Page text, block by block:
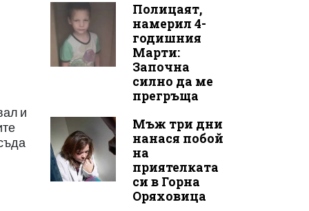
и
Полицаят,
намерил 4-
годишния
Марти:
Започна
силно да ме
прегръща
Мъж три дни
нанася побой
на
приятелката
си в Горна
Оряховица